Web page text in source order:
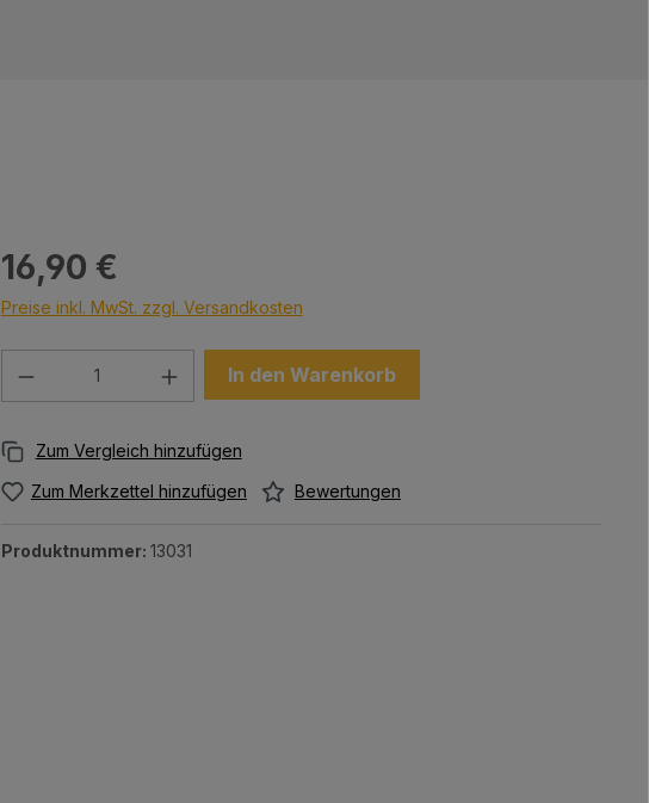
Regulärer Preis:
16,90 €
Preise inkl. MwSt. zzgl. Versandkosten
Produkt Anzahl: Gib den gewünschten Wert
In den Warenkorb
Zum Merkzettel hinzufügen Bewertungen
Produktnummer: 13031